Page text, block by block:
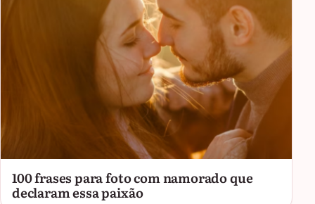
100 frases para foto com namorado que
declaram essa paixão